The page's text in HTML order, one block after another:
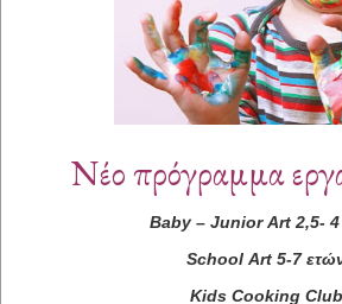
Νέο πρόγραμμα
Baby– Junior Art2,5- 4
School Art 5-7
Kids Cooking Club